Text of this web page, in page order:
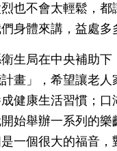
也不會太輕鬆，都
身體來講，益處多
生局在中央補助下
畫」，希望讓老人
健康生活習慣；口
始舉辦一系列的樂
一個很大的福音，